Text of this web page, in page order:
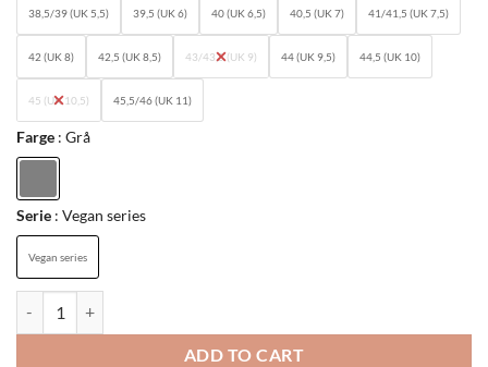
38,5/39 (UK 5,5) 39,5 (UK 6) 40 (UK 6,5) 40,5 (UK 7) 41/41,5 (UK 7,5)
42 (UK 8) 42,5 (UK 8,5) 43/43,5 (UK 9) 44 (UK 9,5) 44,5 (UK 10)
45 (UK 10,5) 45,5/46 (UK 11)
Farge Grå
Serie Vegan series
Vegan series
ADD TO CART